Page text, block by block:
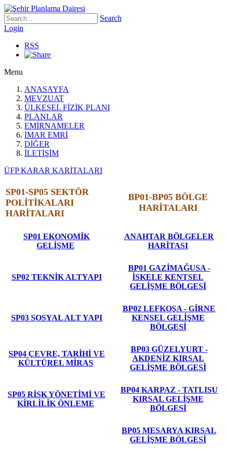
Search
Login
RSS
Menu
ANASAYFA
MEVZUAT
ÜLKESEL FİZİK PLANI
PLANLAR
EMİRNAMELER
İMAR EMRİ
DİĞER
İLETİŞİM
ÜFP KARAR KARİTALARI
SP01-SP05 SEKTÖR
POLİTİKALARI
HARİTALARI
BP01-BP05 BÖLGE
HARİTALARI
SP01 EKONOMİK
GELİŞME
ANAHTAR BÖLGELER
HARİTASI
SP02 TEKNİK ALTYAPI
BP01 GAZİMAĞUSA -
İSKELE KENTSEL
GELİŞME BÖLGESİ
SP03 SOSYAL ALT YAPI
BP02 LEFKOŞA - GİRNE
KENSEL GELİŞME
BÖLGESİ
SP04 ÇEVRE, TARİHİ VE
KÜLTÜREL MİRAS
BP03 GÜZELYURT -
AKDENİZ KIRSAL
GELİŞME BÖLGESİ
SP05 RİSK YÖNETİMİ VE
KİRLİLİK ÖNLEME
BP04 KARPAZ - TATLISU
KIRSAL GELİŞME
BÖLGESİ
BP05 MESARYA KIRSAL
GELİŞME BÖLGESİ